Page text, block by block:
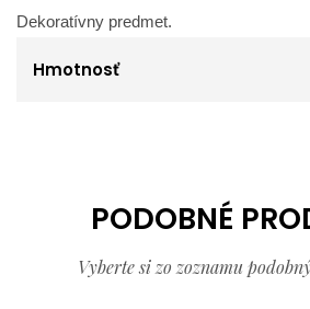
Dekoratívny predmet.
Hmotnosť
PODOBNÉ
Vyberte si zo zoznamu